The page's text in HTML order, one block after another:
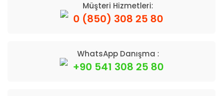
Müşteri Hizmetleri:
0 (850) 308 25 80
WhatsApp Danışma :
+90 541 308 25 80